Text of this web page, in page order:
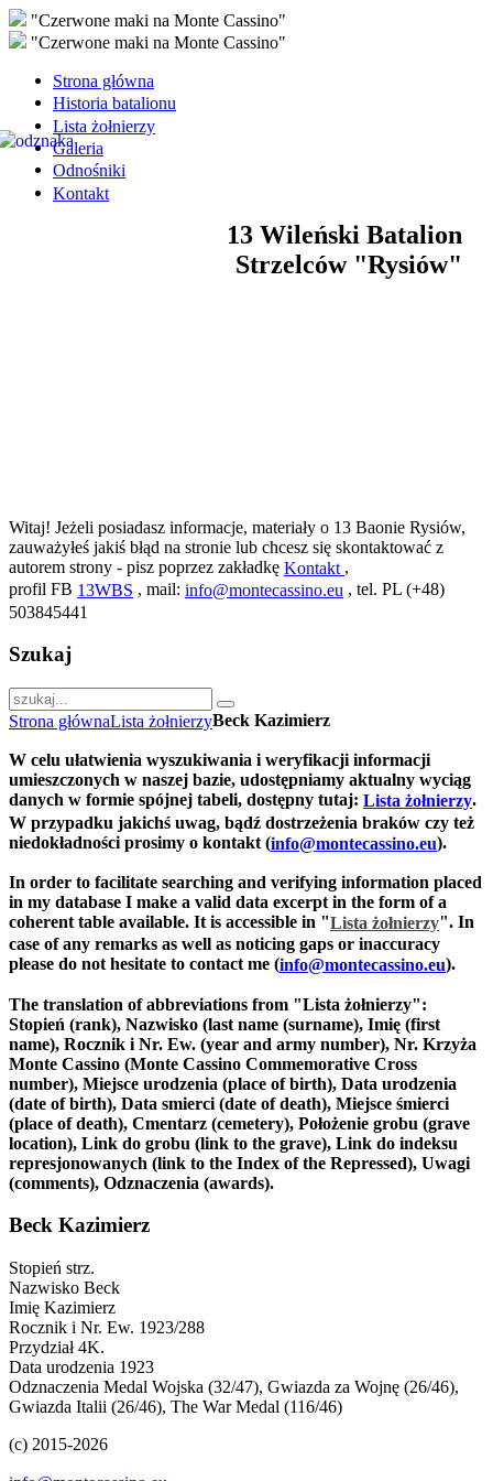
"Czerwone maki na Monte Cassino"
"Czerwone maki na Monte Cassino"
Strona główna
Historia batalionu
Lista żołnierzy
Galeria
Odnośniki
Kontakt
13 Wileński Batalion
Strzelców "Rysiów"
Witaj! Jeżeli posiadasz informacje, materiały o 13 Baonie Rysiów,
zauważyłeś jakiś błąd na stronie lub chcesz się skontaktować z
autorem strony - pisz poprzez zakładkę Kontakt ,
profil FB 13WBS , mail: info@montecassino.eu , tel. PL (+48)
503845441
Szukaj
Strona głównaLista żołnierzyBeck Kazimierz
W celu ułatwienia wyszukiwania i weryfikacji informacji
umieszczonych w naszej bazie, udostępniamy aktualny wyciąg
danych w formie spójnej tabeli, dostępny tutaj: Lista żołnierzy.
W przypadku jakichś uwag, bądź dostrzeżenia braków czy też
niedokładności prosimy o kontakt (info@montecassino.eu).
In order to facilitate searching and verifying information placed
in my database I make a valid data excerpt in the form of a
coherent table available. It is accessible in "Lista żołnierzy". In
case of any remarks as well as noticing gaps or inaccuracy
please do not hesitate to contact me (info@montecassino.eu).
The translation of abbreviations from "Lista żołnierzy":
Stopień (rank), Nazwisko (last name (surname), Imię (first
name), Rocznik i Nr. Ew. (year and army number), Nr. Krzyża
Monte Cassino (Monte Cassino Commemorative Cross
number), Miejsce urodzenia (place of birth), Data urodzenia
(date of birth), Data smierci (date of death), Miejsce śmierci
(place of death), Cmentarz (cemetery), Położenie grobu (grave
location), Link do grobu (link to the grave), Link do indeksu
represjonowanych (link to the Index of the Repressed), Uwagi
(comments), Odznaczenia (awards).
Beck Kazimierz
Stopień strz.
Nazwisko Beck
Imię Kazimierz
Rocznik i Nr. Ew. 1923/288
Przydział 4K.
Data urodzenia 1923
Odznaczenia Medal Wojska (32/47), Gwiazda za Wojnę (26/46),
Gwiazda Italii (26/46), The War Medal (116/46)
(c) 2015-2026